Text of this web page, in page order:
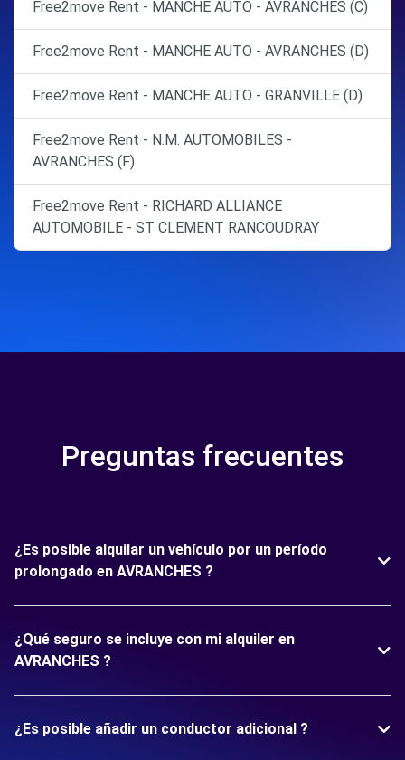
Free2move Rent - MANCHE AUTO - AVRANCHES (C)
Free2move Rent - MANCHE AUTO - AVRANCHES (D)
Free2move Rent - MANCHE AUTO - GRANVILLE (D)
Free2move Rent - N.M. AUTOMOBILES -
AVRANCHES (F)
Free2move Rent - RICHARD ALLIANCE
AUTOMOBILE - ST CLEMENT RANCOUDRAY
Preguntas frecuentes
¿Es posible alquilar un vehículo por un período
prolongado en AVRANCHES ?
¿Qué seguro se incluye con mi alquiler en
AVRANCHES ?
¿Es posible añadir un conductor adicional ?